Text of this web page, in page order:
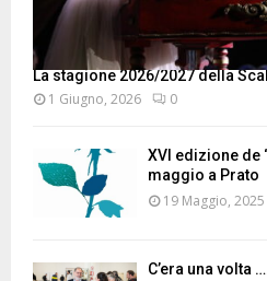
La stagione 2026/2027 della
1 Giugno, 2026 0
XVI edizione de
maggio a Prato
19 Maggio, 2025
C’era una volta